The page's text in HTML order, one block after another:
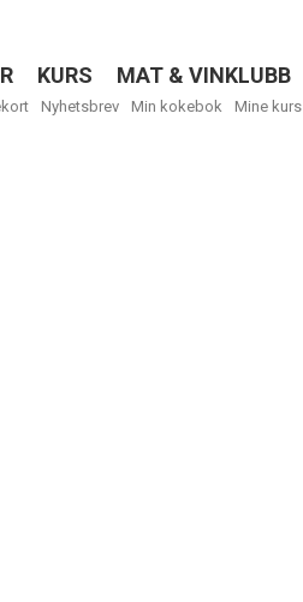
KURS MAT & VINKLUBB
Nyhetsbrev Min kokebok Mine kurs